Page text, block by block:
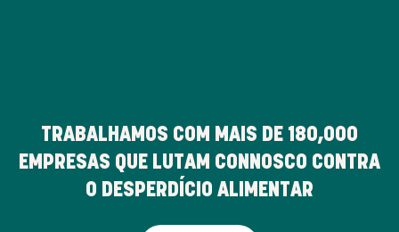
TRABALHAMOS COM MAIS DE 180,000
EMPRESAS QUE LUTAM CONNOSCO CONTRA
O DESPERDÍCIO ALIMENTAR